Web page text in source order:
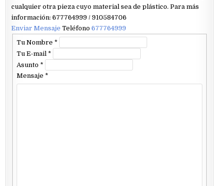
cualquier otra pieza cuyo material sea de plástico. Para más
información: 677764999 / 910584706
Enviar MensajeTeléfono677764999
Tu Nombre *
Tu E-mail *
Asunto *
Mensaje *